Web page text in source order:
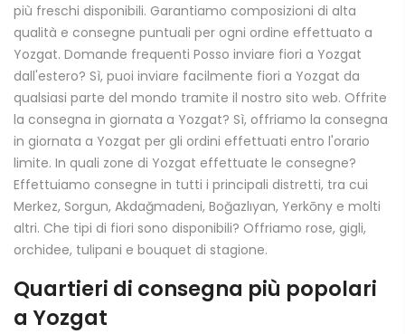
più freschi disponibili. Garantiamo composizioni di alta
qualità e consegne puntuali per ogni ordine effettuato a
Yozgat. Domande frequenti Posso inviare fiori a Yozgat
dall'estero? Sì, puoi inviare facilmente fiori a Yozgat da
qualsiasi parte del mondo tramite il nostro sito web. Offrite
la consegna in giornata a Yozgat? Sì, offriamo la consegna
in giornata a Yozgat per gli ordini effettuati entro l'orario
limite. In quali zone di Yozgat effettuate le consegne?
Effettuiamo consegne in tutti i principali distretti, tra cui
Merkez, Sorgun, Akdağmadeni, Boğazlıyan, Yerkōny e molti
altri. Che tipi di fiori sono disponibili? Offriamo rose, gigli,
orchidee, tulipani e bouquet di stagione.
Quartieri di consegna più popolari
a Yozgat